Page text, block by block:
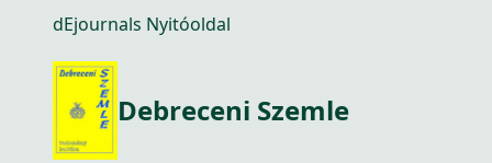
dEjournals Nyitóoldal
Debreceni Szemle